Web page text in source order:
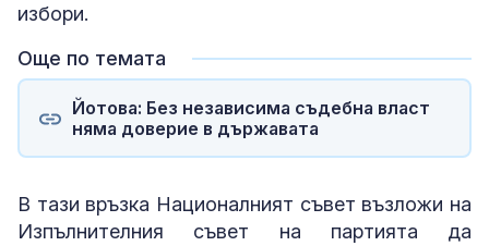
избори.
Още по темата
Йотова: Без независима съдебна власт
няма доверие в държавата
В тази връзка Националният съвет възложи на
Изпълнителния съвет на партията да